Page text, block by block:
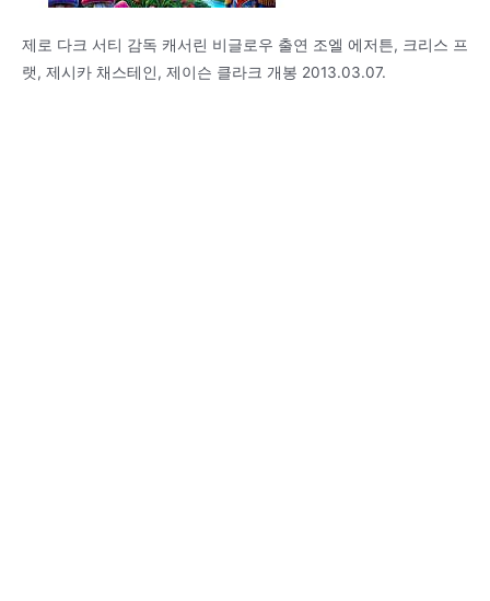
제로 다크 서티 감독 캐서린 비글로우 출연 조엘 에저튼, 크리스 프
랫, 제시카 채스테인, 제이슨 클라크 개봉 2013.03.07.